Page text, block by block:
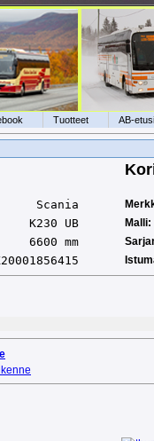
Tuotteet AB-
Scania
K230 UB
Malli:
6600 mm